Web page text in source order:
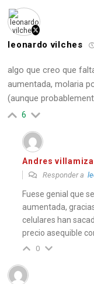
leonardo vilches
algo que creo que
aumentada, molaria
(aunque
6
Andres
Responder a
Fuese genial que
aumentada,
celulares han
precio asequible
0